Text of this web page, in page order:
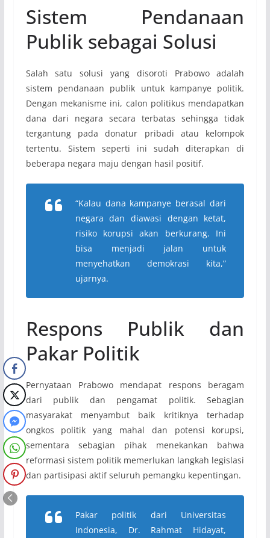
Sistem Pendanaan
Publik sebagai Solusi
Salah satu solusi yang disoroti Prabowo adalah
sistem pendanaan publik untuk kampanye politik.
Dengan mekanisme ini, calon politikus mendapatkan
dana dari negara secara terbatas sehingga tidak
tergantung pada donatur pribadi atau kelompok
tertentu. Sistem seperti ini sudah diterapkan di
beberapa negara maju dengan hasil positif.
“Kalau dana kampanye berasal dari
negara dan diawasi dengan ketat,
risiko korupsi akan berkurang. Ini
bisa menjadi jalan untuk
menyehatkan demokrasi kita,”
ujarnya.
Respons Publik dan
Pakar Politik
Pernyataan Prabowo mendapat respons beragam
dari publik dan pengamat politik. Sebagian
masyarakat menyambut baik kritiknya terhadap
ongkos politik yang mahal dan potensi korupsi,
sementara sebagian pihak menekankan bahwa
reformasi sistem politik memerlukan langkah legislasi
dan partisipasi aktif seluruh pemangku kepentingan.
Pakar politik dari Universitas
Indonesia, Dr. Rahmat Hidayat,